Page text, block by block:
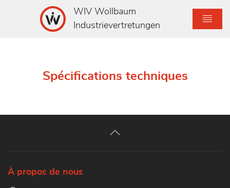
WIV Wollbaum
Industrievertretungen
Spécifications techniques
À propos de nous